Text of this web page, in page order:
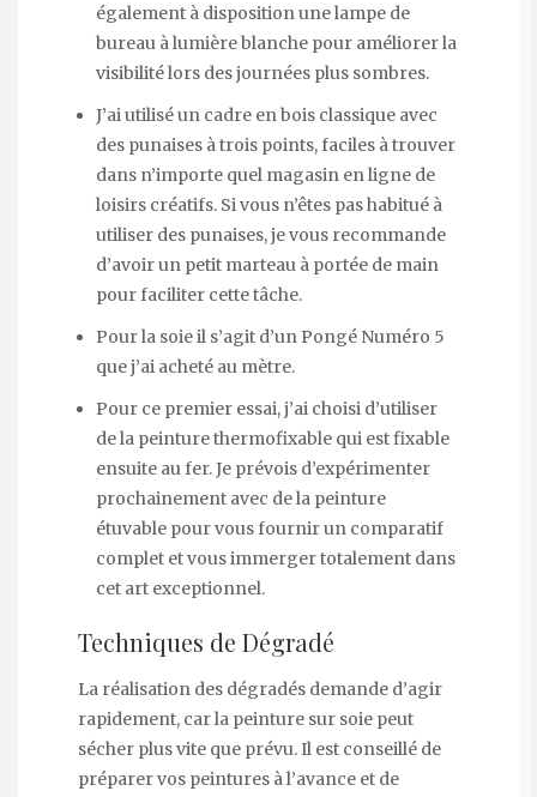
également à disposition une lampe de
bureau à lumière blanche pour améliorer la
visibilité lors des journées plus sombres.
J’ai utilisé un cadre en bois classique avec
des punaises à trois points, faciles à trouver
dans n’importe quel magasin en ligne de
loisirs créatifs. Si vous n’êtes pas habitué à
utiliser des punaises, je vous recommande
d’avoir un petit marteau à portée de main
pour faciliter cette tâche.
Pour la soie il s’agit d’un Pongé Numéro 5
que j’ai acheté au mètre.
Pour ce premier essai, j’ai choisi d’utiliser
de la peinture thermofixable qui est fixable
ensuite au fer. Je prévois d’expérimenter
prochainement avec de la peinture
étuvable pour vous fournir un comparatif
complet et vous immerger totalement dans
cet art exceptionnel.
Techniques de Dégradé
La réalisation des dégradés demande d’agir
rapidement, car la peinture sur soie peut
sécher plus vite que prévu. Il est conseillé de
préparer vos peintures à l’avance et de